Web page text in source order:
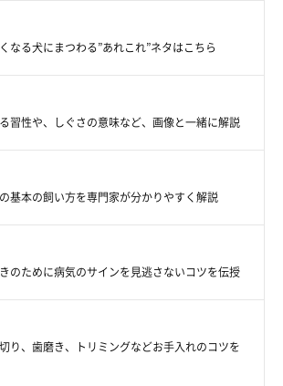
、人の皮膚炎や病気を引き起こす
めにも、定期的にノミ・ダニ予防をしましょ
により、 くしゃみや咳など呼吸器トラブルを
ましょう。
なる犬にまつわる”あれこれ”ネタはこちら
習性や、しぐさの意味など、画像と一緒に解説
基本の飼い方を専門家が分かりやすく解説
のために病気のサインを見逃さないコツを伝授
り、歯磨き、トリミングなどお手入れのコツを